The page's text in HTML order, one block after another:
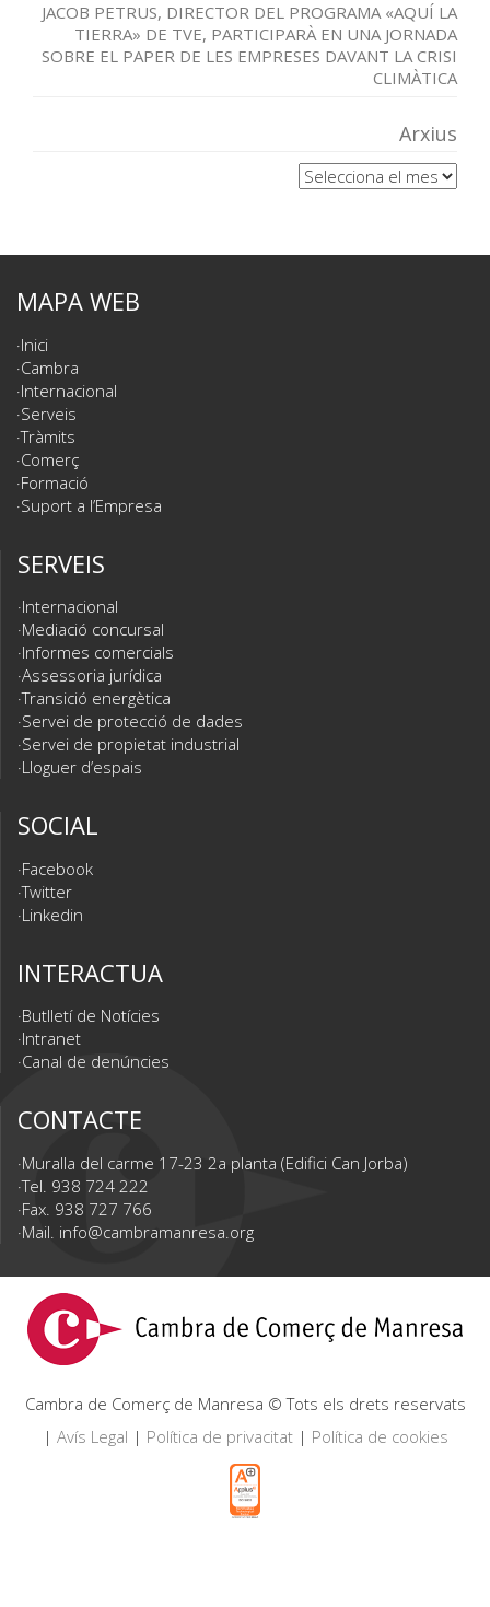
JACOB PETRUS, DIRECTOR DEL PROGRAMA «AQUÍ LA
TIERRA» DE TVE, PARTICIPARÀ EN UNA JORNADA
SOBRE EL PAPER DE LES EMPRESES DAVANT LA CRISI
CLIMÀTICA
Arxius
Arxius
MAPA WEB
Inici
Cambra
Internacional
Serveis
Tràmits
Comerç
Formació
Suport a l’Empresa
SERVEIS
Internacional
Mediació concursal
Informes comercials
Assessoria jurídica
Transició energètica
Servei de protecció de dades
Servei de propietat industrial
Lloguer d’espais
SOCIAL
Facebook
Twitter
Linkedin
INTERACTUA
Butlletí de Notícies
Intranet
Canal de denúncies
CONTACTE
Muralla del carme 17-23 2a planta (Edifici Can Jorba)
Tel. 938 724 222
Fax. 938 727 766
Mail. info@cambramanresa.org
Cambra de Comerç de Manresa © Tots els drets reservats
| Avís Legal | Política de privacitat| Política de cookies